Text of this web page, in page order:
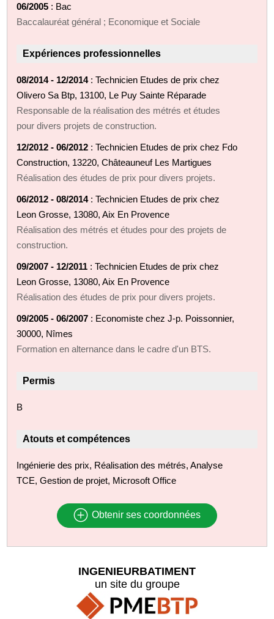
06/2005 : Bac
Baccalauréat général ; Economique et Sociale
Expériences professionnelles
08/2014 - 12/2014: Technicien Etudes de prix chez
Olivero Sa Btp, 13100, Le Puy Sainte Réparade
Responsable de la réalisation des métrés et études
pour divers projets de construction.
12/2012 - 06/2012 : Technicien Etudes de prix chez Fdo
Construction, 13220, Châteauneuf Les Martigues
Réalisation des études de prix pour divers projets.
06/2012 - 08/2014: Technicien Etudes de prix chez
Leon Grosse, 13080, Aix En Provence
Réalisation des métrés et études pour des projets de
construction.
09/2007 - 12/2011 : Technicien Etudes de prix chez
Leon Grosse, 13080, Aix En Provence
Réalisation des études de prix pour divers projets.
09/2005 - 06/2007 : Economiste chez J-p. Poissonnier,
30000, Nîmes
Formation en alternance dans le cadre d'un BTS.
Permis
B
Atouts et compétences
Ingénierie des prix, Réalisation des métrés, Analyse
TCE, Gestion de projet, Microsoft Office
Obtenir ses coordonnées
INGENIEURBATIMENT
un site du groupe